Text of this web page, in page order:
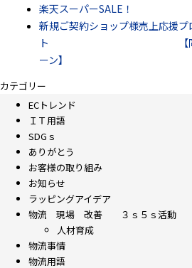
楽天スーパーSALE！
新規ご契約ショップ様売上応援プ
ト 【同梱物２か
ーン】
カテゴリー
ECトレンド
ＩＴ用語
SDGｓ
ありがとう
お客様の取り組み
お知らせ
ラッピングアイデア
物流 現場 改善 ３ｓ５ｓ活動
人材育成
物流事情
物流用語